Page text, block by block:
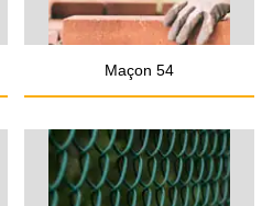
Maçon 54